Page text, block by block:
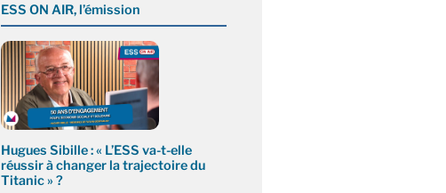
ESS ON AIR, l’émission
Hugues Sibille : « L’ESS va-t-elle
réussir à changer la trajectoire du
Titanic » ?